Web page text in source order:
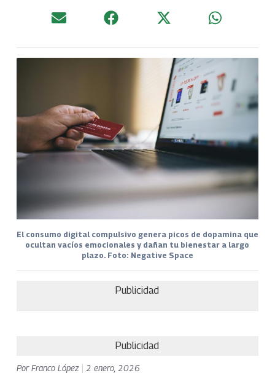
El consumo digital compulsivo genera picos de dopamina que
ocultan vacíos emocionales y dañan tu bienestar a largo
plazo. Foto: Negative Space
Publicidad
Publicidad
PorFranco López 2 enero, 2026